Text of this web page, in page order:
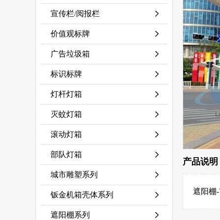
宣传栏/阅报栏
价值观标牌
广告垃圾箱
标识标牌
灯杆灯箱
灭蚊灯箱
滚动灯箱
部队灯箱
城市雕塑系列
钣金机箱壳体系列
遮阳棚系列
产品说明
遮阳棚-